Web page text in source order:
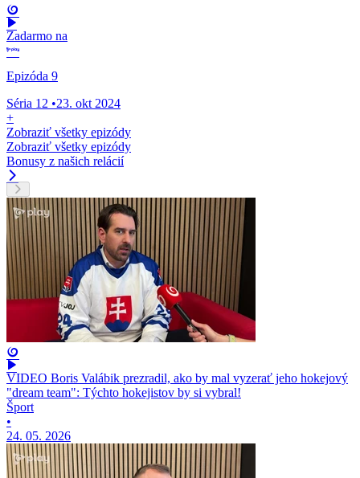
Zadarmo na
Epizóda 9
Séria 12 •23. okt 2024
+
Zobraziť všetky epizódy
Zobraziť všetky epizódy
Bonusy z našich relácií
VIDEO Boris Valábik prezradil, ako by mal vyzerať jeho hokejový
"dream team": Týchto hokejistov by si vybral!
Šport
•
24. 05. 2026